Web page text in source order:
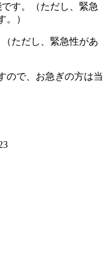
す。（ただし、緊急
。）
ただし、緊急性があ
ので、お急ぎの方は当